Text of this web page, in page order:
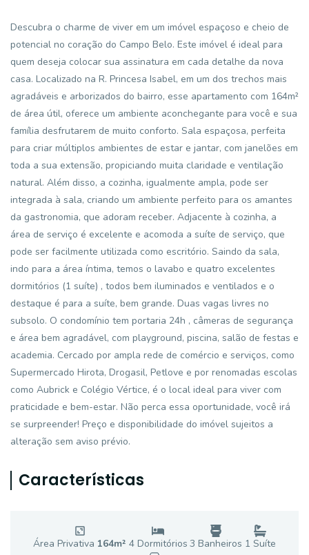
Descubra o charme de viver em um imóvel espaçoso e cheio de
potencial no coração do Campo Belo. Este imóvel é ideal para
quem deseja colocar sua assinatura em cada detalhe da nova
casa. Localizado na R. Princesa Isabel, em um dos trechos mais
agradáveis e arborizados do bairro, esse apartamento com 164m²
de área útil, oferece um ambiente aconchegante para você e sua
família desfrutarem de muito conforto. Sala espaçosa, perfeita
para criar múltiplos ambientes de estar e jantar, com janelões em
toda a sua extensão, propiciando muita claridade e ventilação
natural. Além disso, a cozinha, igualmente ampla, pode ser
integrada à sala, criando um ambiente perfeito para os amantes
da gastronomia, que adoram receber. Adjacente à cozinha, a
área de serviço é excelente e acomoda a suíte de serviço, que
pode ser facilmente utilizada como escritório. Saindo da sala,
indo para a área íntima, temos o lavabo e quatro excelentes
dormitórios (1 suíte) , todos bem iluminados e ventilados e o
destaque é para a suíte, bem grande. Duas vagas livres no
subsolo. O condomínio tem portaria 24h , câmeras de segurança
e área bem agradável, com playground, piscina, salão de festas e
academia. Cercado por ampla rede de comércio e serviços, como
Supermercado Hirota, Drogasil, Petlove e por renomadas escolas
como Aubrick e Colégio Vértice, é o local ideal para viver com
praticidade e bem-estar. Não perca essa oportunidade, você irá
se surpreender! Preço e disponibilidade do imóvel sujeitos a
alteração sem aviso prévio.
Características
Área Privativa 164m² 4Dormitórios 3 Banheiros 1 Suíte